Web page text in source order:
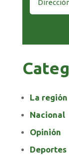
La región
Nacional
Opinión
Deportes